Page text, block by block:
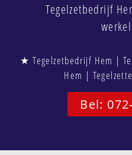
Tegelzetbedrijf
★ Tegelzetbedrijf Hem |
Hem |
Bel: